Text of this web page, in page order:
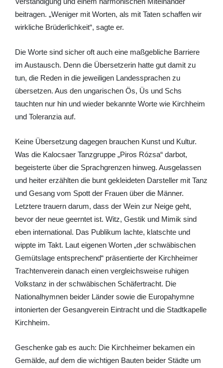
beitragen. „Weniger mit Worten, als mit Taten schaffen wir
wirkliche Brüderlichkeit“, sagte er.
Die Worte sind sicher oft auch eine maßgebliche Barriere
im Austausch. Denn die Übersetzerin hatte gut damit zu
tun, die Reden in die jeweiligen Landessprachen zu
übersetzen. Aus den ungarischen Ös, Üs und Schs
tauchten nur hin und wieder bekannte Worte wie Kirchheim
und Toleranzia auf.
Keine Übersetzung dagegen brauchen Kunst und Kultur.
Was die Kalocsaer Tanzgruppe „Piros Rózsa“ darbot,
begeisterte über die Sprachgrenzen hinweg. Ausgelassen
und heiter erzählten die bunt gekleideten Darsteller mit Tanz
und Gesang vom Spott der Frauen über die Männer.
Letztere trauern darum, dass der Wein zur Neige geht,
bevor der neue geerntet ist. Witz, Gestik und Mimik sind
eben international. Das Publikum lachte, klatschte und
wippte im Takt. Laut eigenen Worten „der schwäbischen
Gemütslage entsprechend“ präsentierte der Kirchheimer
Trachtenverein danach einen vergleichsweise ruhigen
Volkstanz in der schwäbischen Schäfertracht. Die
Nationalhymnen beider Länder sowie die Europahymne
intonierten der Gesangverein Eintracht und die Stadtkapelle
Kirchheim.
Geschenke gab es auch: Die Kirchheimer bekamen ein
Gemälde, auf dem die wichtigen Bauten beider Städte um